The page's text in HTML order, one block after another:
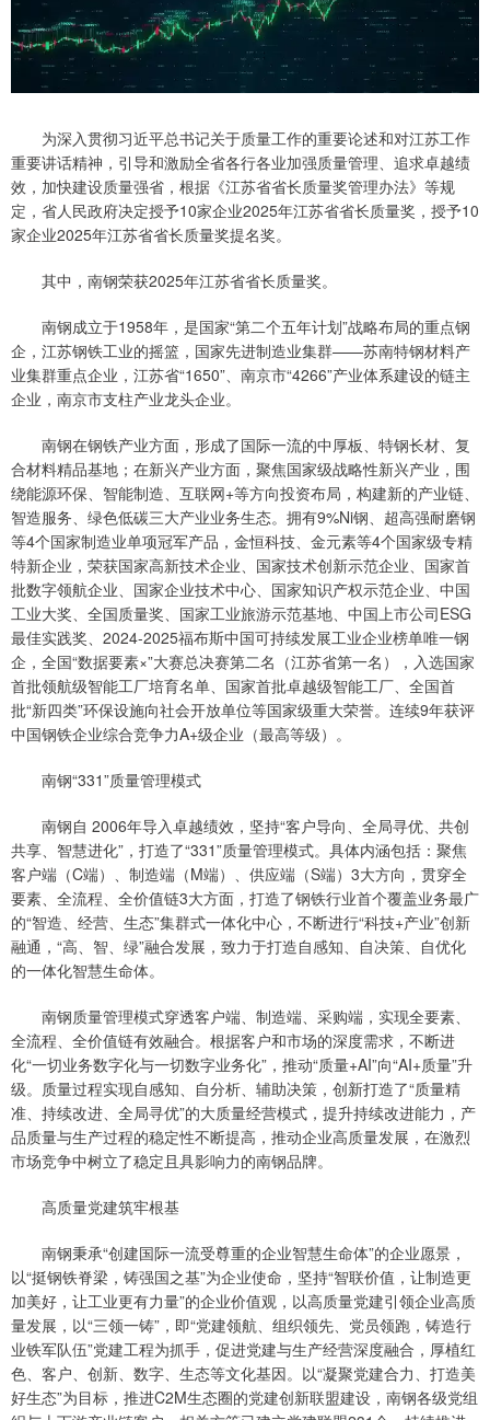
为深入贯彻习近平总书记关于质量工作的重要论述和对江苏工作
重要讲话精神，引导和激励全省各行各业加强质量管理、追求卓越绩
效，加快建设质量强省，根据《江苏省省长质量奖管理办法》等规
定，省人民政府决定授予10家企业2025年江苏省省长质量奖，授予10
家企业2025年江苏省省长质量奖提名奖。
其中，南钢荣获2025年江苏省省长质量奖。
南钢成立于1958年，是国家“第二个五年计划”战略布局的重点钢
企，江苏钢铁工业的摇篮，国家先进制造业集群——苏南特钢材料产
业集群重点企业，江苏省“1650”、南京市“4266”产业体系建设的链主
企业，南京市支柱产业龙头企业。
南钢在钢铁产业方面，形成了国际一流的中厚板、特钢长材、复
合材料精品基地；在新兴产业方面，聚焦国家级战略性新兴产业，围
绕能源环保、智能制造、互联网+等方向投资布局，构建新的产业链、
智造服务、绿色低碳三大产业业务生态。拥有9%Ni钢、超高强耐磨钢
等4个国家制造业单项冠军产品，金恒科技、金元素等4个国家级专精
特新企业，荣获国家高新技术企业、国家技术创新示范企业、国家首
批数字领航企业、国家企业技术中心、国家知识产权示范企业、中国
工业大奖、全国质量奖、国家工业旅游示范基地、中国上市公司ESG
最佳实践奖、2024-2025福布斯中国可持续发展工业企业榜单唯一钢
企，全国“数据要素×”大赛总决赛第二名（江苏省第一名），入选国家
首批领航级智能工厂培育名单、国家首批卓越级智能工厂、全国首
批“新四类”环保设施向社会开放单位等国家级重大荣誉。连续9年获评
中国钢铁企业综合竞争力A+级企业（最高等级）。
南钢“331”质量管理模式
南钢自 2006年导入卓越绩效，坚持“客户导向、全局寻优、共创
共享、智慧进化”，打造了“331”质量管理模式。具体内涵包括：聚焦
客户端（C端）、制造端（M端）、供应端（S端）3大方向，贯穿全
要素、全流程、全价值链3大方面，打造了钢铁行业首个覆盖业务最广
的“智造、经营、生态”集群式一体化中心，不断进行“科技+产业”创新
融通，“高、智、绿”融合发展，致力于打造自感知、自决策、自优化
的一体化智慧生命体。
南钢质量管理模式穿透客户端、制造端、采购端，实现全要素、
全流程、全价值链有效融合。根据客户和市场的深度需求，不断进
化“一切业务数字化与一切数字业务化”，推动“质量+AI”向“AI+质量”升
级。质量过程实现自感知、自分析、辅助决策，创新打造了“质量精
准、持续改进、全局寻优”的大质量经营模式，提升持续改进能力，产
品质量与生产过程的稳定性不断提高，推动企业高质量发展，在激烈
市场竞争中树立了稳定且具影响力的南钢品牌。
高质量党建筑牢根基
南钢秉承“创建国际一流受尊重的企业智慧生命体”的企业愿景，
以“挺钢铁脊梁，铸强国之基”为企业使命，坚持“智联价值，让制造更
加美好，让工业更有力量”的企业价值观，以高质量党建引领企业高质
量发展，以“三领一铸”，即“党建领航、组织领先、党员领跑，铸造行
业铁军队伍”党建工程为抓手，促进党建与生产经营深度融合，厚植红
色、客户、创新、数字、生态等文化基因。以“凝聚党建合力、打造美
好生态”为目标，推进C2M生态圈的党建创新联盟建设，南钢各级党组